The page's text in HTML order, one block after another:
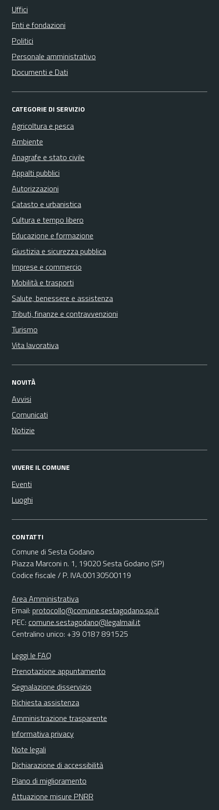
Uffici
Enti e fondazioni
Politici
Personale amministrativo
Documenti e Dati
CATEGORIE DI SERVIZIO
Agricoltura e pesca
Ambiente
Anagrafe e stato civile
Appalti pubblici
Autorizzazioni
Catasto e urbanistica
Cultura e tempo libero
Educazione e formazione
Giustizia e sicurezza pubblica
Imprese e commercio
Mobilità e trasporti
Salute, benessere e assistenza
Tributi, finanze e contravvenzioni
Turismo
Vita lavorativa
NOVITÀ
Avvisi
Comunicati
Notizie
VIVERE IL COMUNE
Eventi
Luoghi
CONTATTI
Comune di Sesta Godano
Piazza Marconi n. 1, 19020 Sesta Godano (SP)
Codice fiscale / P. IVA:00130500119
Area Amministrativa
Email: protocollo@comune.sestagodano.sp.it
PEC: comune.sestagodano@legalmail.it
Centralino unico: +39 0187 891525
Leggi le FAQ
Prenotazione appuntamento
Segnalazione disservizio
Richiesta assistenza
Amministrazione trasparente
Informativa privacy
Note legali
Dichiarazione di accessibilità
Piano di miglioramento
Attuazione misure PNRR